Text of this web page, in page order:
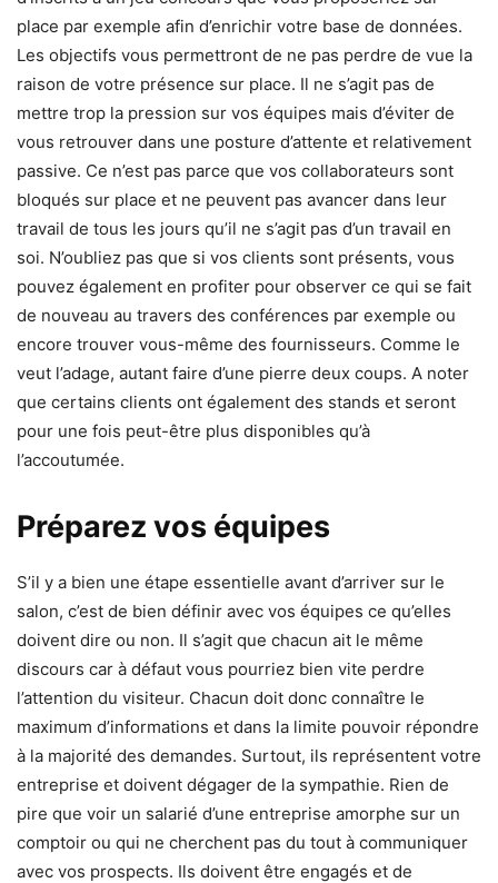
place par exemple afin d’enrichir votre base de données.
Les objectifs vous permettront de ne pas perdre de vue la
raison de votre présence sur place. Il ne s’agit pas de
mettre trop la pression sur vos équipes mais d’éviter de
vous retrouver dans une posture d’attente et relativement
passive. Ce n’est pas parce que vos collaborateurs sont
bloqués sur place et ne peuvent pas avancer dans leur
travail de tous les jours qu’il ne s’agit pas d’un travail en
soi. N’oubliez pas que si vos clients sont présents, vous
pouvez également en profiter pour observer ce qui se fait
de nouveau au travers des conférences par exemple ou
encore trouver vous-même des fournisseurs. Comme le
veut l’adage, autant faire d’une pierre deux coups. A noter
que certains clients ont également des stands et seront
pour une fois peut-être plus disponibles qu’à
l’accoutumée.
Préparez vos équipes
S’il y a bien une étape essentielle avant d’arriver sur le
salon, c’est de bien définir avec vos équipes ce qu’elles
doivent dire ou non. Il s’agit que chacun ait le même
discours car à défaut vous pourriez bien vite perdre
l’attention du visiteur. Chacun doit donc connaître le
maximum d’informations et dans la limite pouvoir répondre
à la majorité des demandes. Surtout, ils représentent votre
entreprise et doivent dégager de la sympathie. Rien de
pire que voir un salarié d’une entreprise amorphe sur un
comptoir ou qui ne cherchent pas du tout à communiquer
avec vos prospects. Ils doivent être engagés et de